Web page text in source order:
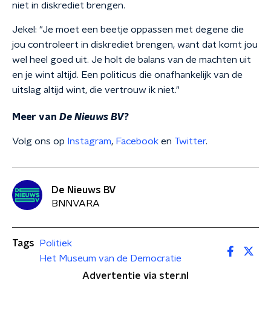
niet in diskrediet brengen.
Jekel: "Je moet een beetje oppassen met degene die
jou controleert in diskrediet brengen, want dat komt jou
wel heel goed uit. Je holt de balans van de machten uit
en je wint altijd. Een politicus die onafhankelijk van de
uitslag altijd wint, die vertrouw ik niet."
Meer van De Nieuws BV?
Volg ons op Instagram, Facebook en Twitter.
De Nieuws BV
BNNVARA
Tags
Politiek
Het Museum van de Democratie
Advertentie via ster.nl